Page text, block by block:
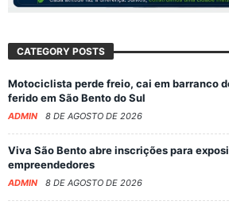
CATEGORY POSTS
Motociclista perde freio, cai em barranco
ferido em São Bento do Sul
ADMIN 8 DE AGOSTO DE 2026
Viva São Bento abre inscrições para
empreendedores
ADMIN 8 DE AGOSTO DE 2026